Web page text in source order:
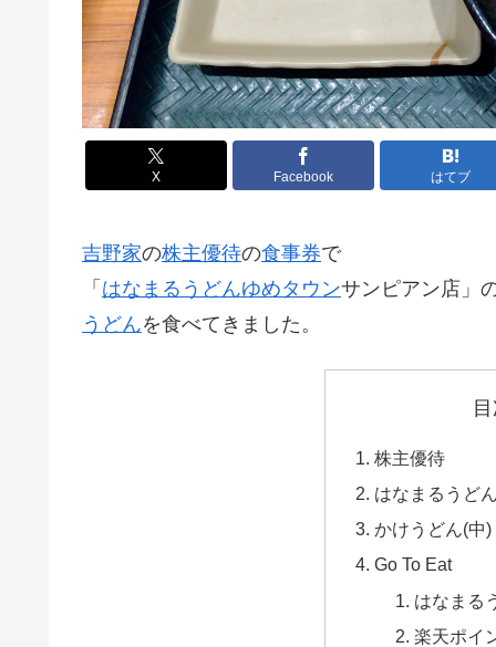
X Facebook はてブ
吉野家の株主優待の食事券で
「 はなまるうどんゆめタウンサンピアン店」
うどんを食べてきました。
株主優待
はなまるうど
かけうどん(
Go To Eat
はなまる
楽天ポイ